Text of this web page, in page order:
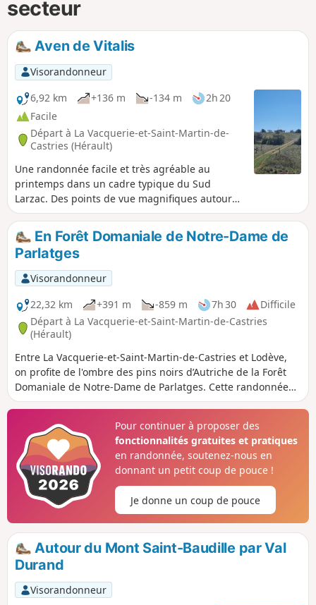
secteur
Aven de Vitalis
Visorandonneur
6,92 km
+136 m -134 m
2h 20
Facile
Départ à La Vacquerie-et-Saint-Martin-de-
Castries (Hérault)
Une randonnée facile et très agréable au
printemps dans un cadre typique du Sud
Larzac. Des points de vue magnifiques autour
du secteur de Cantercel. Elle permet de
découvrir plusieurs lieux atypiques : la cave
"Aven de Vitalis", la source du Goutal et un
bateau posé sur la montagne...
En Forêt Domaniale de Notre-Dame de
Parlatges
Visorandonneur
22,32 km
+391 m -859 m 7h 30
Difficile
Départ à La Vacquerie-et-Saint-Martin-de-Castries
(Hérault)
Entre La Vacquerie-et-Saint-Martin-de-Castries et Lodève,
on profite de l'ombre des pins noirs d’Autriche de la Forêt
Domaniale de Notre-Dame de Parlatges. Cette randonnée
offre de multiples panoramas sur : - les falaises qui bordent
du Monde et le Pas de l'Escalette, - le Plateau de
l'Escandorgue, - la vallée de la Lergue, - le Lac du Salagou, -
le Mont Saint-Baudille, - le Golfe du Lion (Mont Saint-Clair à
Sète).
Pour continuer à proposer des
fonctionnalités gratuites et pratiques
en randonnée, soutenez-nous en
donnant un petit coup de pouce !
Je donne un coup de pouce
Autour du Mont Saint-Baudille par Val
Durand
Visorandonneur